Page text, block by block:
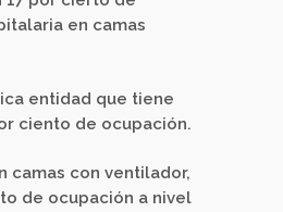
en camas
entidad que tiene
ciento de ocupación.
camas con ventilador,
de ocupación a nivel